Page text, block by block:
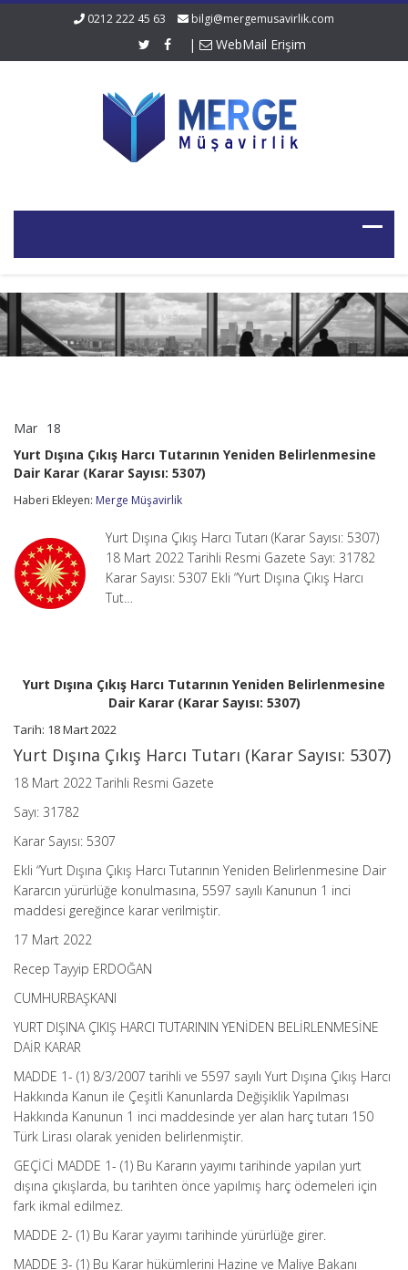
0212 222 45 63 bilgi@mergemusavirlik.com
| WebMail Erişim
Mar 18
Çıkış
Harcı
Yeniden
Karar
(Karar
Sayısı:
5307)
Yurt Dışına Çıkış Harcı Tutarının Yeniden Belirlenmesine
Dair Karar (Karar Sayısı: 5307)
Haberi Ekleyen: Merge Müşavirlik
Yurt Dışına Çıkış Harcı Tutarı (Karar Sayısı: 5307)
18 Mart 2022 Tarihli Resmi Gazete Sayı: 31782
Karar Sayısı: 5307 Ekli “Yurt Dışına Çıkış Harcı
Tut…
Yurt Dışına Çıkış Harcı Tutarının Yeniden Belirlenmesine
Dair Karar (Karar Sayısı: 5307)
Tarih: 18 Mart 2022
Yurt Dışına Çıkış Harcı Tutarı (Karar Sayısı: 5307)
18 Mart 2022 Tarihli Resmi Gazete
Sayı: 31782
Karar Sayısı: 5307
Ekli “Yurt Dışına Çıkış Harcı Tutarının Yeniden Belirlenmesine Dair
Kararcın yürürlüğe konulmasına, 5597 sayılı Kanunun 1 inci
maddesi gereğince karar verilmiştir.
17 Mart 2022
Recep Tayyip ERDOĞAN
CUMHURBAŞKANI
YURT DIŞINA ÇIKIŞ HARCI TUTARININ YENİDEN BELİRLENMESİNE
DAİR KARAR
MADDE 1- (1) 8/3/2007 tarihli ve 5597 sayılı Yurt Dışına Çıkış Harcı
Hakkında Kanun ile Çeşitli Kanunlarda Değişiklik Yapılması
Hakkında Kanunun 1 inci maddesinde yer alan harç tutarı 150
Türk Lirası olarak yeniden belirlenmiştir.
GEÇİCİ MADDE 1- (1) Bu Kararın yayımı tarihinde yapılan yurt
dışına çıkışlarda, bu tarihten önce yapılmış harç ödemeleri için
fark ikmal edilmez.
MADDE 2- (1) Bu Karar yayımı tarihinde yürürlüğe girer.
MADDE 3- (1) Bu Karar hükümlerini Hazine ve Maliye Bakanı